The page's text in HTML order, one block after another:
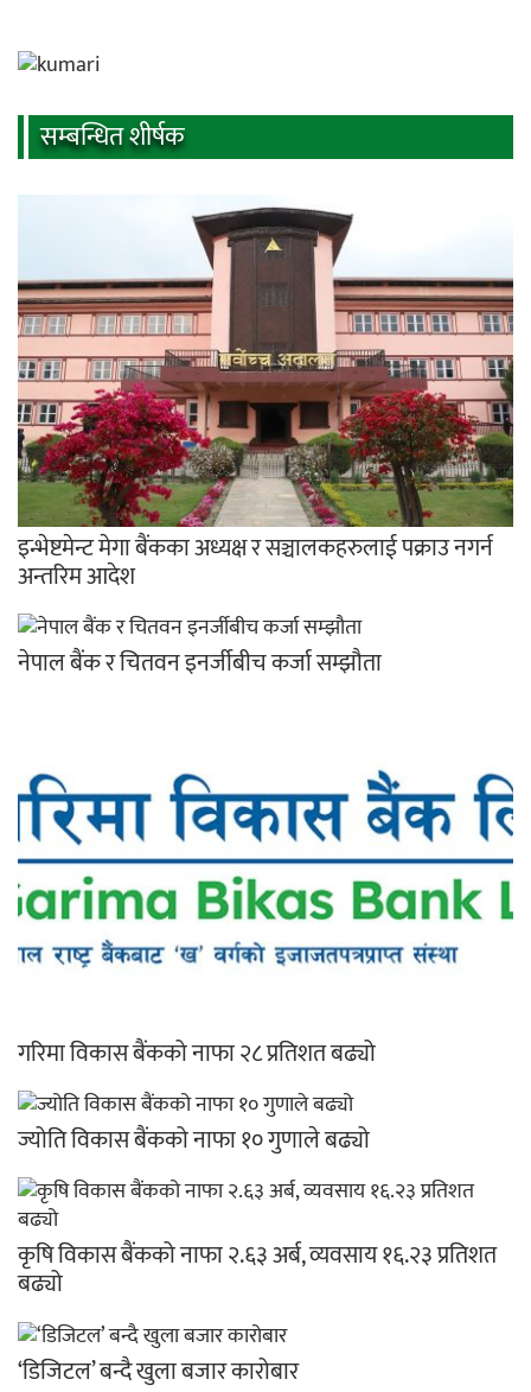
सम्बन्धित शीर्षक
इन्भेष्टमेन्ट मेगा बैंकका अध्यक्ष र सञ्चालकहरुलाई पक्राउ नगर्न
अन्तरिम आदेश
नेपाल बैंक र चितवन इनर्जीबीच कर्जा सम्झौता
गरिमा विकास बैंकको नाफा २८ प्रतिशत बढ्यो
ज्योति विकास बैंकको नाफा १० गुणाले बढ्यो
कृषि विकास बैंकको नाफा २.६३ अर्ब, व्यवसाय १६.२३ प्रतिशत
बढ्यो
‘डिजिटल’ बन्दै खुला बजार कारोबार